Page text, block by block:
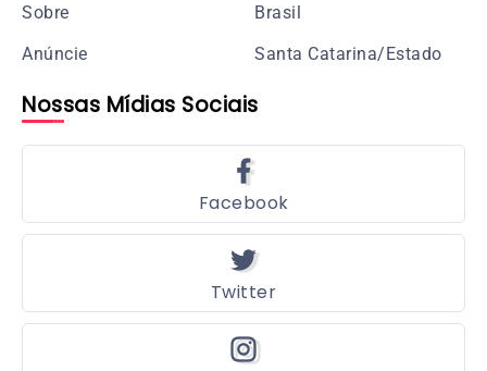
Sobre
Anúncie
Brasil
Santa Catarina/Estado
Nossas Mídias Sociais
Facebook
Twitter